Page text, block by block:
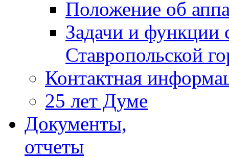
Положение об
Задачи и функции
Ставропольской
Контактная
25 лет Думе
Документы,
отчеты